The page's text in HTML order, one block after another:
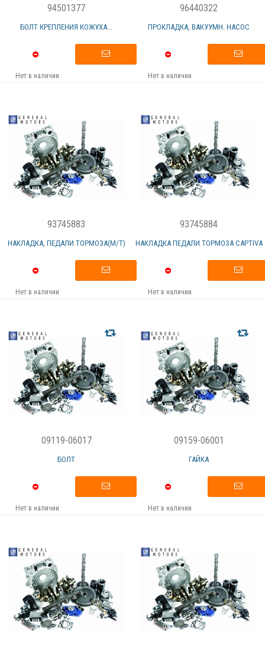
94501377
БОЛТ КРЕПЛЕНИЯ КОЖУХА...
Нет в наличии
96440322
ПРОКЛАДКА, ВАКУУМН. НАСОС
Нет в наличии
93745883
НАКЛАДКА, ПЕДАЛИ ТОРМОЗА(M/T)
Нет в наличии
93745884
НАКЛАДКА ПЕДАЛИ ТОРМОЗА CAPTIVA
Нет в наличии
09119-06017
БОЛТ
Нет в наличии
09159-06001
ГАЙКА
Нет в наличии